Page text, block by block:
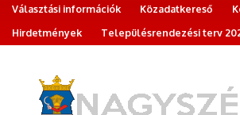
Választási információk
Közadatkereső
Hirdetmények
Településrendezési terv